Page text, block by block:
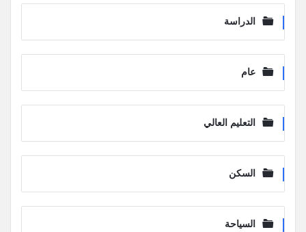
الدراسة
عام
التعليم العالي
السكن
السياحة